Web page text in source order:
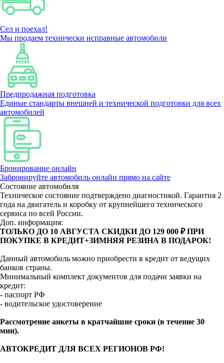
Сел и поехал!
Мы продаем технически исправные автомобили
Предпродажная подготовка
Единые стандарты внешней и технической подготовки для всех
автомобилей
Бронирование онлайн
Забронируйте автомобиль онлайн прямо на сайте
Состояние автомобиля
Техническое состояние подтверждено диагностикой. Гарантия 2
года на двигатель и коробку от крупнейшего технического
сервиса по всей России.
Доп. информация:
ТОЛЬКО ДО 10 АВГУСТА СКИДКИ ДО 129 000 ₽ ПРИ
ПОКУПКЕ В КРЕДИТ+ЗИМНЯЯ РЕЗИНА В ПОДАРОК!
Данный автомобиль можно приобрести в кредит от ведущих
банков страны.
Минимальный комплект документов для подачи заявки на
кредит:
- паспорт РФ
- водительское удостоверение
Рассмотрение анкеты в кратчайшие сроки (в течение 30
мин).
АВТОКРЕДИТ ДЛЯ ВСЕХ РЕГИОНОВ РФ!